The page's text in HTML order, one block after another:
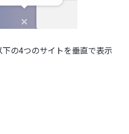
の4つのサイトを垂直で表示